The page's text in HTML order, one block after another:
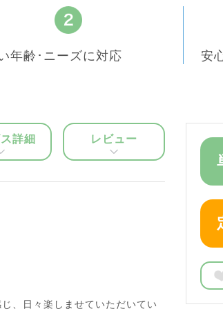
年齢･ニーズに対応 安
詳細 レビュー
、日々楽しませていただいてい